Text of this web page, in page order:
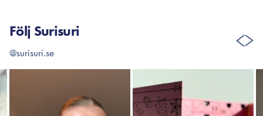
Följ Surisuri
@surisuri.se